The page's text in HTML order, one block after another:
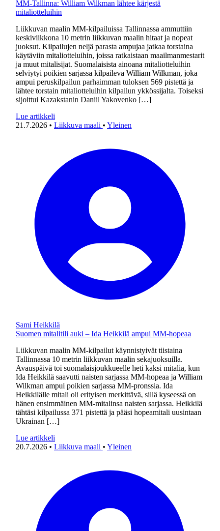
MM-Tallinna: William Wilkman lähtee kärjestä
mitaliotteluihin
Liikkuvan maalin MM-kilpailuissa Tallinnassa ammuttiin
keskiviikkona 10 metrin liikkuvan maalin hitaat ja nopeat
juoksut. Kilpailujen neljä parasta ampujaa jatkaa torstaina
käytäviin mitaliotteluihin, joissa ratkaistaan maailmanmestarit
ja muut mitalisijat. Suomalaisista ainoana mitaliotteluihin
selviytyi poikien sarjassa kilpaileva William Wilkman, joka
ampui peruskilpailun parhaimman tuloksen 569 pistettä ja
lähtee torstain mitaliotteluihin kilpailun ykkössijalta. Toiseksi
sijoittui Kazakstanin Daniil Yakovenko […]
Lue artikkeli
21.7.2026 • Liikkuva maali • Yleinen
Sami Heikkilä
Suomen mitalitili auki – Ida Heikkilä ampui MM-hopeaa
Liikkuvan maalin MM-kilpailut käynnistyivät tiistaina
Tallinnassa 10 metrin liikkuvan maalin sekajuoksuilla.
Avauspäivä toi suomalaisjoukkueelle heti kaksi mitalia, kun
Ida Heikkilä saavutti naisten sarjassa MM-hopeaa ja William
Wilkman ampui poikien sarjassa MM-pronssia. Ida
Heikkilälle mitali oli erityisen merkittävä, sillä kyseessä on
hänen ensimmäinen MM-mitalinsa naisten sarjassa. Heikkilä
tähtäsi kilpailussa 371 pistettä ja pääsi hopeamitali uusintaan
Ukrainan […]
Lue artikkeli
20.7.2026 • Liikkuva maali • Yleinen